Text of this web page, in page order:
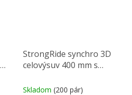
StrongRide synchro 3D
celovýsuv 400 mm s
Skladom (200 pár)